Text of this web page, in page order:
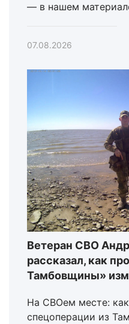
— в нашем
07.08.2026
Ветеран СВО
рассказал, как
Тамбовщины»
На СВОем месте:
спецоперации из